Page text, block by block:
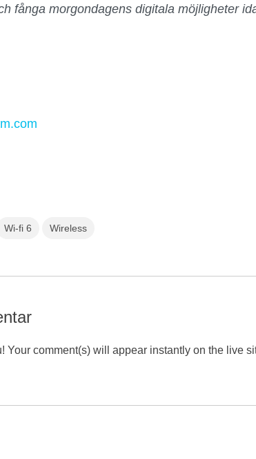
fånga morgondagens digitala möjligheter
Wi-fi 6 Wireless
Your comment(s) will appear instantly on the live